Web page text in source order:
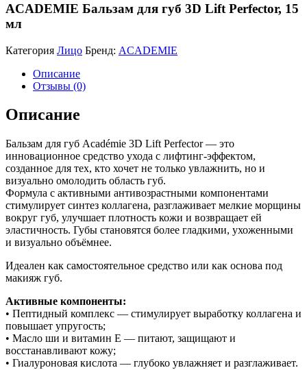
ACADEMIE Бальзам для губ 3D Lift Perfector, 15
мл
Категория Лицо Бренд: ACADEMIE
Описание
Отзывы (0)
Описание
Бальзам для губ Académie 3D Lift Perfector — это
инновационное средство ухода с лифтинг-эффектом,
созданное для тех, кто хочет не только увлажнить, но и
визуально омолодить область губ.
Формула с активными антивозрастными компонентами
стимулирует синтез коллагена, разглаживает мелкие морщины
вокруг губ, улучшает плотность кожи и возвращает ей
эластичность. Губы становятся более гладкими, ухоженными
и визуально объёмнее.
Идеален как самостоятельное средство или как основа под
макияж губ.
Активные компоненты:
• Пептидный комплекс — стимулирует выработку коллагена и
повышает упругость;
• Масло ши и витамин Е — питают, защищают и
восстанавливают кожу;
• Гиалуроновая кислота — глубоко увлажняет и разглаживает.